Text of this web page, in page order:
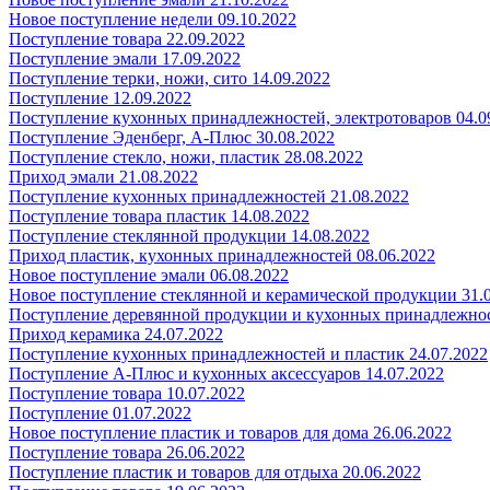
Новое поступление недели 09.10.2022
Поступление товара 22.09.2022
Поступление эмали 17.09.2022
Поступление терки, ножи, сито 14.09.2022
Поступление 12.09.2022
Поступление кухонных принадлежностей, электротоваров
Поступление Эденберг, А-Плюс 30.08.2022
Поступление стекло, ножи, пластик 28.08.2022
Приход эмали 21.08.2022
Поступление кухонных принадлежностей 21.08.2022
Поступление товара пластик 14.08.2022
Поступление стеклянной продукции 14.08.2022
Приход пластик, кухонных принадлежностей 08.06.2022
Новое поступление эмали 06.08.2022
Новое поступление стеклянной и керамической продукции
Поступление деревянной продукции и кухонных
Приход керамика 24.07.2022
Поступление кухонных принадлежностей и пластик 24.07.2022
Поступление А-Плюс и кухонных аксессуаров 14.07.2022
Поступление товара 10.07.2022
Поступление 01.07.2022
Новое поступление пластик и товаров для дома 26.06.2022
Поступление товара 26.06.2022
Поступление пластик и товаров для отдыха 20.06.2022